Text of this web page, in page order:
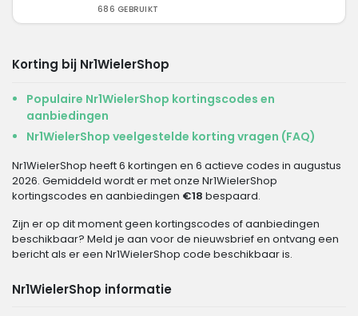
686 GEBRUIKT
Korting bij Nr1WielerShop
Populaire Nr1WielerShop kortingscodes en
aanbiedingen
Nr1WielerShop veelgestelde korting vragen (FAQ)
Nr1WielerShop heeft 6 kortingen en 6 actieve codes in augustus
2026. Gemiddeld wordt er met onze Nr1WielerShop
kortingscodes en aanbiedingen €18 bespaard.
Zijn er op dit moment geen kortingscodes of aanbiedingen
beschikbaar? Meld je aan voor de nieuwsbrief en ontvang een
bericht als er een Nr1WielerShop code beschikbaar is.
Nr1WielerShop informatie